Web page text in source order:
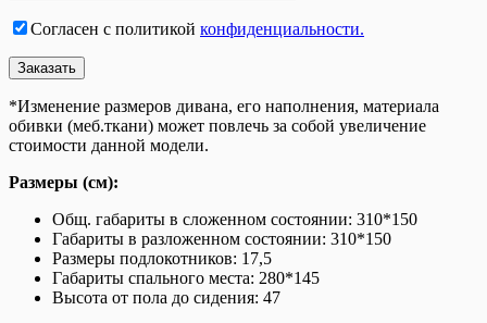
Согласен с политикой конфиденциальности.
*Изменение размеров дивана, его наполнения, материала
обивки (меб.ткани) может повлечь за собой увеличение
стоимости данной модели.
Размеры (см):
Общ. габариты в сложенном состоянии: 310*150
Габариты в разложенном состоянии: 310*150
Размеры подлокотников: 17,5
Габариты спального места: 280*145
Высота от пола до сидения: 47